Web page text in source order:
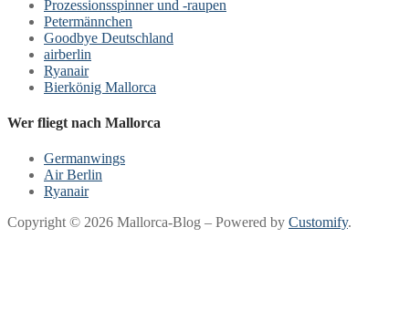
Prozessionsspinner und -raupen
Petermännchen
Goodbye Deutschland
airberlin
Ryanair
Bierkönig Mallorca
Wer fliegt nach Mallorca
Germanwings
Air Berlin
Ryanair
Copyright © 2026 Mallorca-Blog – Powered by Customify.